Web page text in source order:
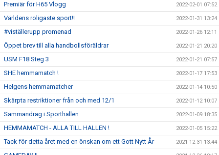
Premiär för H65 Vlogg 2022-02-01 07:52
Världens roligaste sport!! 2022-01-31 13:24
#viställerupp promenad 2022-01-26 12:11
Öppet brev till alla handbollsföräldrar 2022-01-21 20:20
USM F18 Steg 3 2022-01-21 07:57
SHE hemmamatch ! 2022-01-17 17:53
Helgens hemmamatcher 2022-01-14 10:50
Skärpta restriktioner från och med 12/1 2022-01-12 10:07
Sammandrag i Sporthallen 2022-01-09 18:35
HEMMAMATCH - ALLA TILL HALLEN ! 2022-01-05 15:22
Tack för detta året med en önskan om ett Gott Nytt År 2021-12-31 13:44